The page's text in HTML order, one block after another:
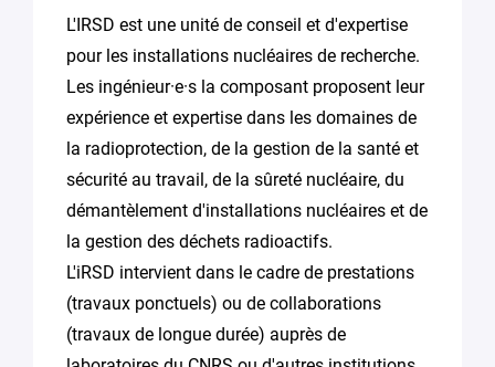
L'IRSD est une unité de conseil et d'expertise
pour les installations nucléaires de recherche.
Les ingénieur·e·s la composant proposent leur
expérience et expertise dans les domaines de
la radioprotection, de la gestion de la santé et
sécurité au travail, de la sûreté nucléaire, du
démantèlement d'installations nucléaires et de
la gestion des déchets radioactifs.
L'iRSD intervient dans le cadre de prestations
(travaux ponctuels) ou de collaborations
(travaux de longue durée) auprès de